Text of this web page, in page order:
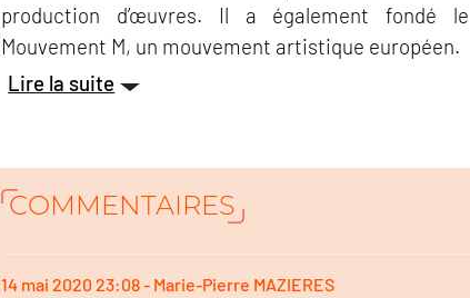
production d’œuvres. Il a également fondé le
Mouvement M, un mouvement artistique européen.
Lire la suite
COMMENTAIRES
14 mai 2020 23:08 - Marie-Pierre MAZIERES